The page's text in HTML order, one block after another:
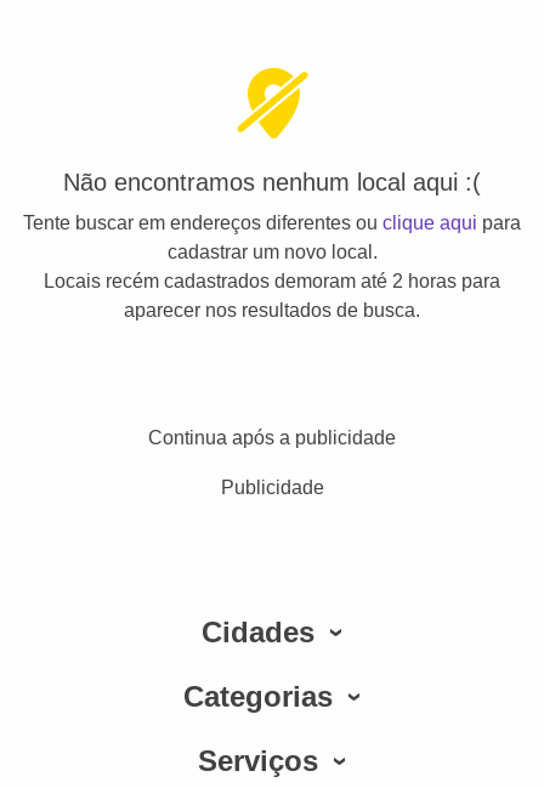
Não encontramos nenhum local aqui :(
Tente buscar em endereços diferentes ou clique aqui para
cadastrar um novo local.
Locais recém cadastrados demoram até 2 horas para
aparecer nos resultados de busca.
Continua após a publicidade
Publicidade
Cidades
Categorias
Serviços